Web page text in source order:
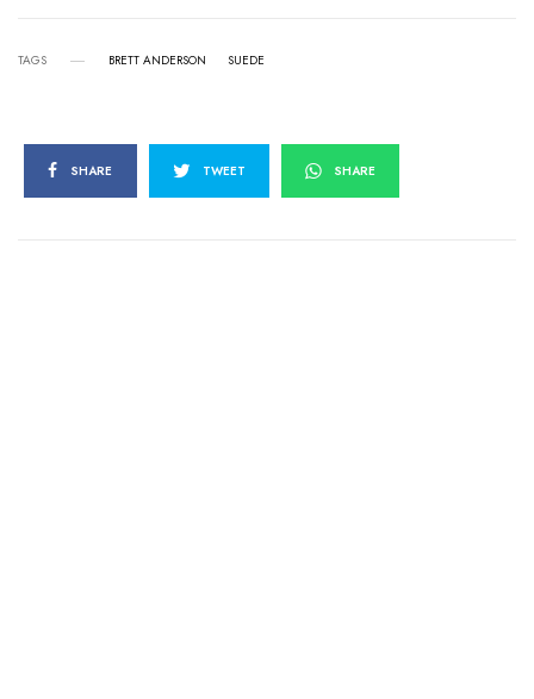
TAGS BRETT ANDERSON SUEDE
SHARE TWEET SHARE